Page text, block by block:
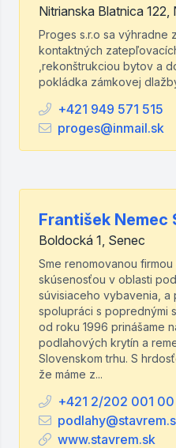
Nitrianska Blatnica 122,
Proges s.r.o sa výhradne
kontaktných
,rekonštrukciou bytov a
pokládka zámkovej
+421 949 571 515
proges@inmail.sk
František Nemec
Boldocká 1, Senec
Sme renomovanou
skúsenosťou v oblasti
súvisiaceho vybavenia, a
spolupráci s poprednými
od roku 1996 prinášame
podlahových krytín a
Slovenskom trhu. S
že máme z...
+421 2/202 001 00
www.stavrem.sk